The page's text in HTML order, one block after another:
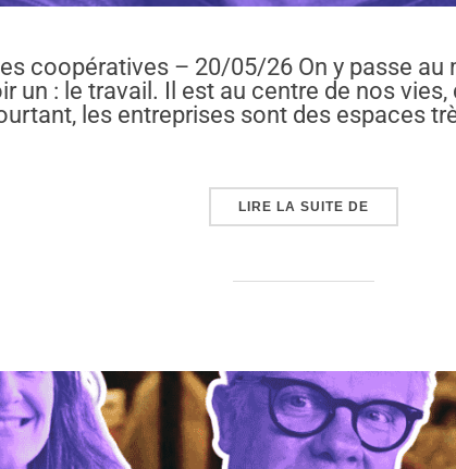
les coopératives – 20/05/26 On y passe
un : le travail. Il est au centre de nos
les entreprises sont des espaces
LIRE LA SUITE DE